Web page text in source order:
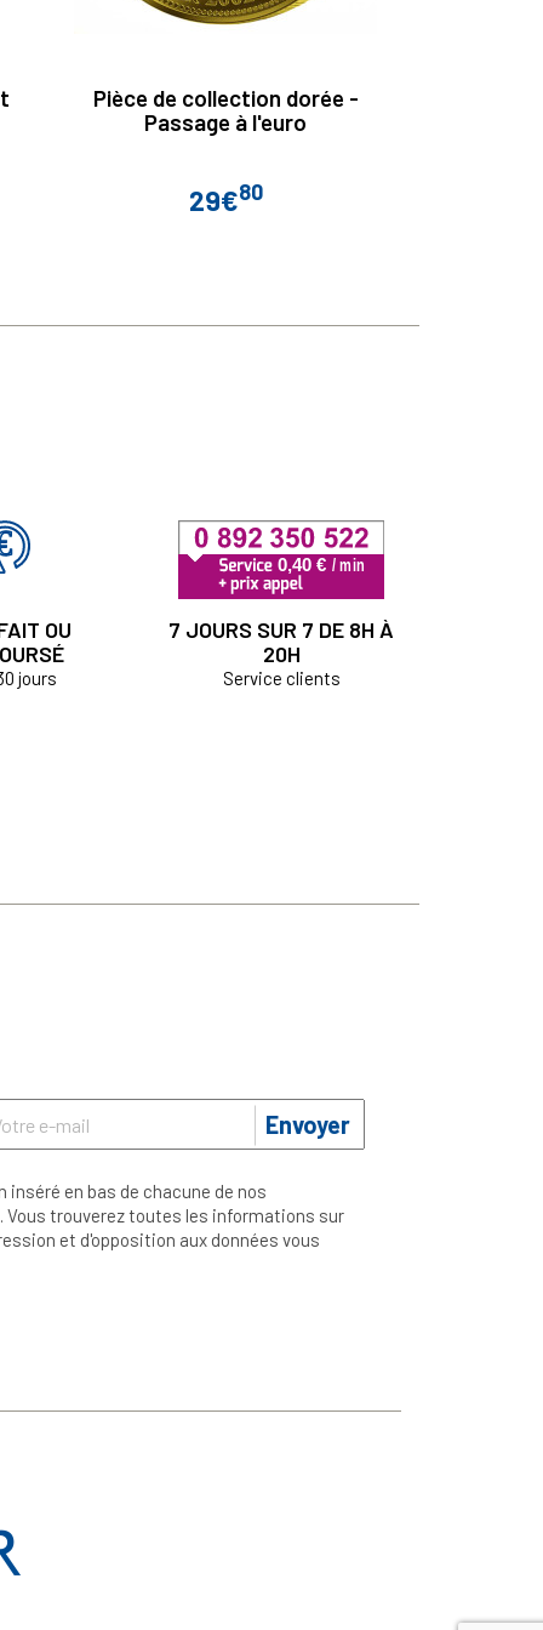
Pièce de collection dorée -
Passage à l'euro
Prix
29€80
OU
jours
7 JOURS SUR 7 DE 8H À
20H
Service clients
Envoyer
en bas de chacune de nos
trouverez toutes les informations sur
et d'opposition aux données vous